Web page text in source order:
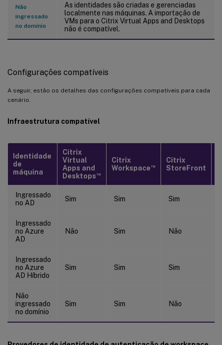
Não
ingressado
no domínio
As identidades são criadas e gerenciadas
localmente nas máquinas. A importação de
VMs para o Citrix Virtual Apps and Desktops
não é compatível.
Configurações compatíveis
A seguir, estão os detalhes das configurações compatíveis para cada
cenário.
Infraestrutura compatível
Identidade
de
máquina
Citrix
Virtual
Apps and
Desktops™
Citrix
Workspace™
Citrix
StoreFront
Ingressado
no AD
Sim Sim Sim
Ingressado
no Azure
AD
Não Sim Não
Ingressado
no Azure
AD Híbrido
Sim Sim Sim
Não
ingressado
no domínio
Sim Sim Não